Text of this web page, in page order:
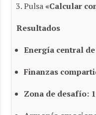
Pulsa«Calcular
Resultados
Energía central
Finanzas
Zona de desafío: